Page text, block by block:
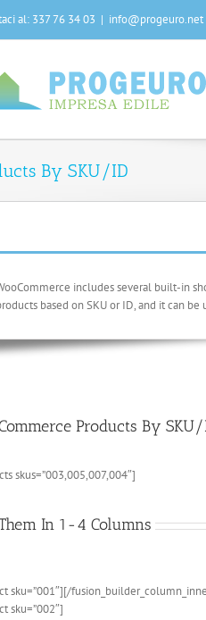
al: 337 76 34 03 | info@progeuro.net
By SKU/ID
includes several built-in
based on SKU or ID, and it can
Products By
skus=”003,005,007,004″]
In 1-4 Columns
sku=”001″][/
sku=”002″]